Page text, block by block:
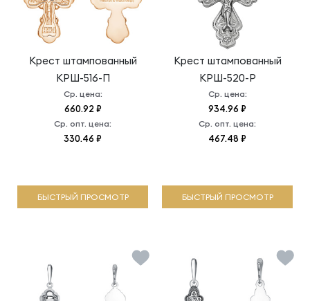
Крест штампованный
КРШ-516-П
Ср. цена:
660.92 ₽
Ср. опт. цена:
330.46 ₽
БЫСТРЫЙ ПРОСМОТР
Крест штампованный
КРШ-520-Р
Ср. цена:
934.96 ₽
Ср. опт. цена:
467.48 ₽
БЫСТРЫЙ ПРОСМОТР